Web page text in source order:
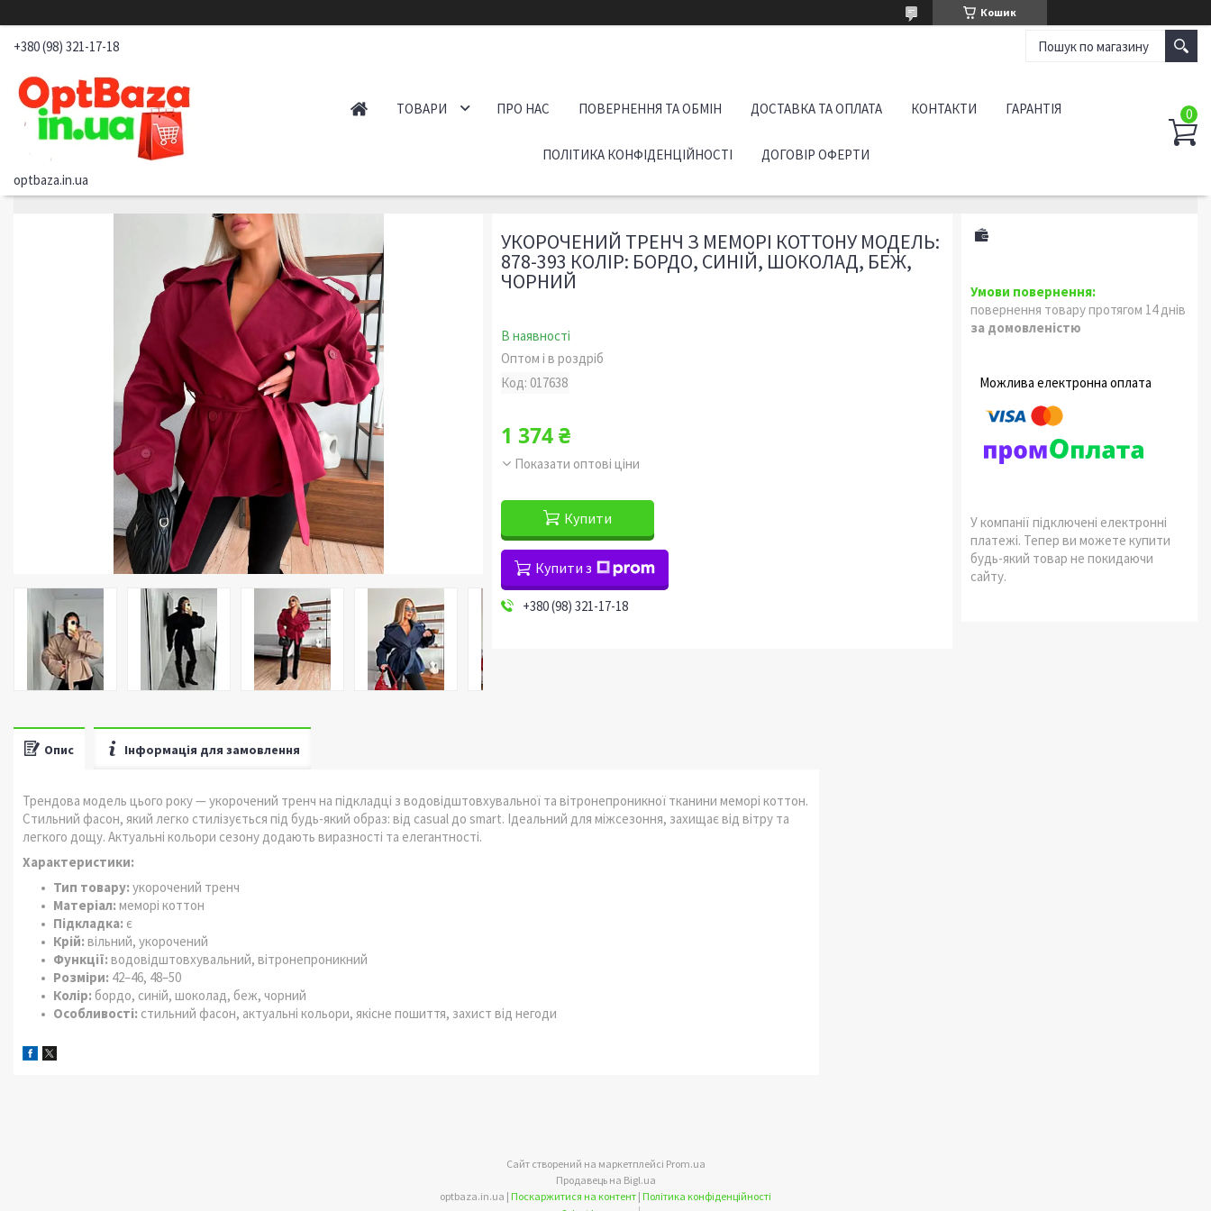
Кошик
+380 (98) 321-17-18
optbaza.in.ua
ТОВАРИ ПРО НАС ПОВЕРНЕННЯ ТА ОБМІН ДОСТАВКА ТА ОПЛАТА КОНТАКТИ ГАРАНТІЯ
ПОЛІТИКА КОНФІДЕНЦІЙНОСТІ ДОГОВІР ОФЕРТИ
УКОРОЧЕНИЙ ТРЕНЧ З МЕМОРІ КОТТОНУ МОДЕЛЬ:
878-393 КОЛІР: БОРДО, СИНІЙ, ШОКОЛАД, БЕЖ,
ЧОРНИЙ
В наявності
Оптом і в роздріб
Код: 017638
1 374 ₴
Показати оптові ціни
Купити
Купити з
+380 (98) 321-17-18
повернення товару протягом 14 днів
за домовленістю
У компанії підключені електронні
платежі. Тепер ви можете купити
будь-який товар не покидаючи
сайту.
Опис Інформація для замовлення
Трендова модель цього року — укорочений тренч на підкладці з водовідштовхувальної та вітронепроникної тканини меморі коттон.
Стильний фасон, який легко стилізується під будь-який образ: від casual до smart. Ідеальний для міжсезоння, захищає від вітру та
легкого дощу. Актуальні кольори сезону додають виразності та елегантності.
Характеристики:
Тип товару: укорочений тренч
Матеріал: меморі коттон
Підкладка: є
Крій: вільний, укорочений
Функції: водовідштовхувальний, вітронепроникний
Розміри: 42–46, 48–50
Колір: бордо, синій, шоколад, беж, чорний
Особливості: стильний фасон, актуальні кольори, якісне пошиття, захист від негоди
Сайт створений на маркетплейсі Prom.ua
Продавець на Bigl.ua
optbaza.in.ua | Поскаржитися на контент | Політика конфіденційності